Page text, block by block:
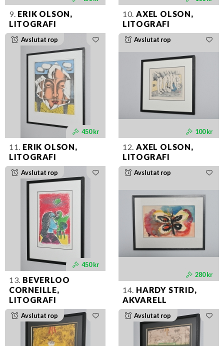
9. ERIK OLSON,
LITOGRAFI
10. AXEL OLSON,
LITOGRAFI
Avslutat rop
450 kr
11. ERIK OLSON,
LITOGRAFI
Avslutat rop
100 kr
12. AXEL OLSON,
LITOGRAFI
Avslutat rop
450 kr
13. BEVERLOO
CORNEILLE,
LITOGRAFI
Avslutat rop
280 kr
14. HARDY STRID,
AKVARELL
Avslutat rop Avslutat rop